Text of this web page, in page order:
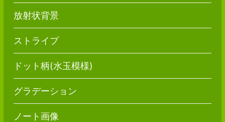
放射状背景
ストライプ
ドット柄(水玉模様)
グラデーション
ノート画像